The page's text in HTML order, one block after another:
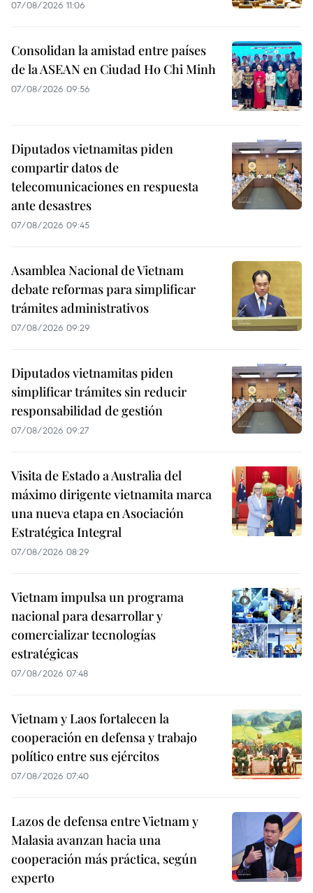
07/08/2026 11:06
Consolidan la amistad entre países
de la ASEAN en Ciudad Ho Chi Minh
07/08/2026 09:56
Diputados vietnamitas piden
compartir datos de
telecomunicaciones en respuesta
ante desastres
07/08/2026 09:45
Asamblea Nacional de Vietnam
debate reformas para simplificar
trámites administrativos
07/08/2026 09:29
Diputados vietnamitas piden
simplificar trámites sin reducir
responsabilidad de gestión
07/08/2026 09:27
Visita de Estado a Australia del
máximo dirigente vietnamita marca
una nueva etapa en Asociación
Estratégica Integral
07/08/2026 08:29
Vietnam impulsa un programa
nacional para desarrollar y
comercializar tecnologías
estratégicas
07/08/2026 07:48
Vietnam y Laos fortalecen la
cooperación en defensa y trabajo
político entre sus ejércitos
07/08/2026 07:40
Lazos de defensa entre Vietnam y
Malasia avanzan hacia una
cooperación más práctica, según
experto